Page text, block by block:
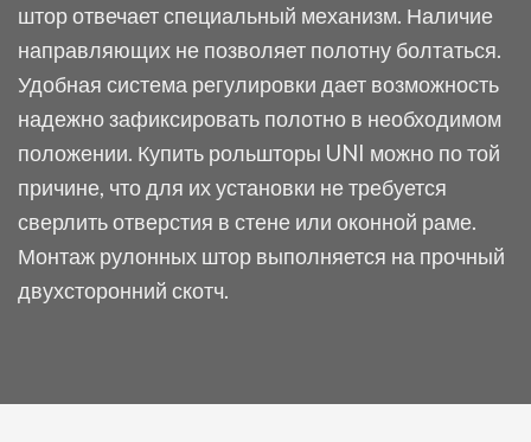
штор отвечает специальный механизм. Наличие
направляющих не позволяет полотну болтаться.
Удобная система регулировки дает возможность
надежно зафиксировать полотно в необходимом
положении. Купить рольшторы UNI можно по той
причине, что для их установки не требуется
сверлить отверстия в стене или оконной раме.
Монтаж рулонных штор выполняется на прочный
двухсторонний скотч.